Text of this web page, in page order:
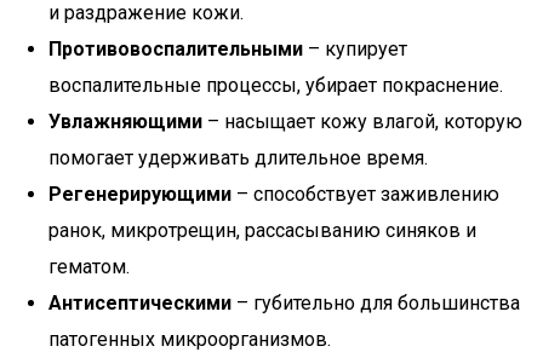
и раздражение кожи.
Противовоспалительными – купирует
воспалительные процессы, убирает покраснение.
Увлажняющими – насыщает кожу влагой, которую
помогает удерживать длительное время.
Регенерирующими – способствует заживлению
ранок, микротрещин, рассасыванию синяков и
гематом.
Антисептическими – губительно для большинства
патогенных микроорганизмов.